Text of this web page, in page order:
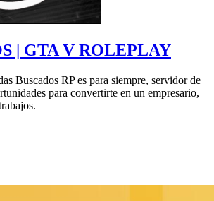
| GTA V ROLEPLAY
Buscados RP es para siempre, servidor de
para convertirte en un empresario,